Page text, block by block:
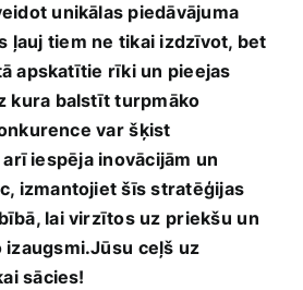
unikālas piedāvājuma
ļauj ⁤tiem ne tikai izdzīvot, ‌bet
apskatītie rīki un pieejas
kura balstīt turpmāko
var⁣ šķist
iespēja inovācijām‍ un‌
izmantojiet‍ šīs stratēģijas
lai virzītos uz⁣ priekšu ⁤un
⁢ceļš uz
sācies!